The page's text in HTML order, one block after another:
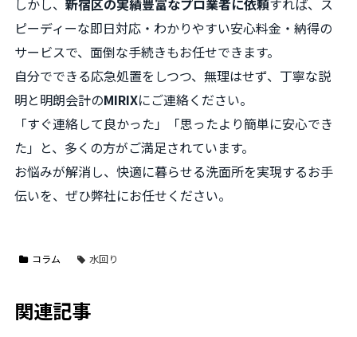
しかし、 新宿区の実績豊富なプロ業者に依頼すれば、ス
ピーディーな即日対応・わかりやすい安心料金・納得の
サービスで、面倒な手続きもお任せできます。
自分でできる応急処置をしつつ、無理はせず、丁寧な説
明と明朗会計のMIRIXにご連絡ください。
「すぐ連絡して良かった」「思ったより簡単に安心でき
た」と、多くの方がご満足されています。
お悩みが解消し、快適に暮らせる洗面所を実現するお手
伝いを、ぜひ弊社にお任せください。
コラム 水回り
関連記事